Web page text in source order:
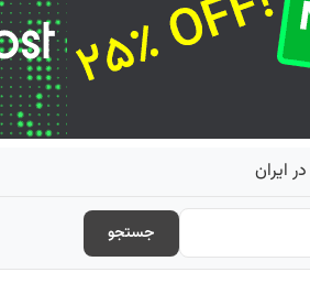
ایران
جستجو